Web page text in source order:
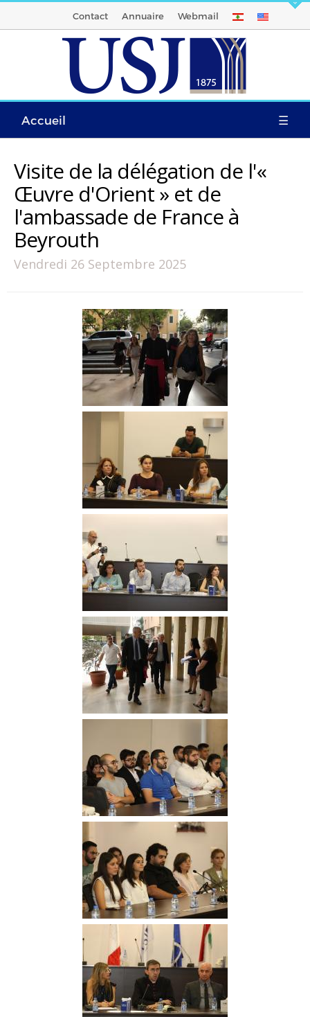
Contact Annuaire Webmail
Accueil ☰
Visite de la délégation de l'«
Œuvre d'Orient » et de
l'ambassade de France à
Beyrouth
Vendredi 26 Septembre 2025